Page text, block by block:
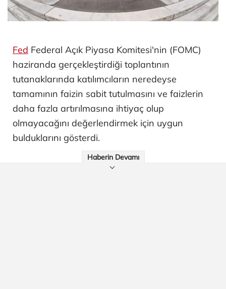
Fed Federal Açık Piyasa Komitesi'nin (FOMC)
haziranda gerçekleştirdiği toplantının
tutanaklarında katılımcıların neredeyse
tamamının faizin sabit tutulmasını ve faizlerin
daha fazla artırılmasına ihtiyaç olup
olmayacağını değerlendirmek için uygun
bulduklarını gösterdi.
Haberin Devamı